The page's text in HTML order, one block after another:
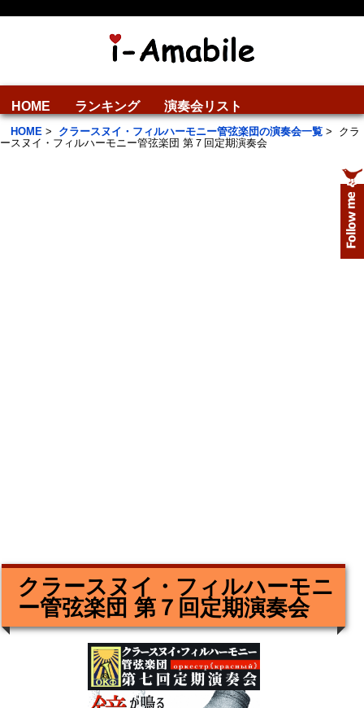
HOME ランキング 演奏会リスト
HOME > クラースヌイ・フィルハーモニー管弦楽団の演奏会一覧 > クラ
ースヌイ・フィルハーモニー管弦楽団 第７回定期演奏会
クラースヌイ・フィルハーモニ
ー管弦楽団 第７回定期演奏会